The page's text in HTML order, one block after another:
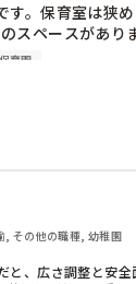
す。保育室は狭
スペースがあり
ないので、活動
ょっと体が当た
とっては共倒れ
てしまうと活動
を置いていまし
ぶつかって倒れ
ので工夫されて
育園
, その他の職種, 幼稚園
と、広さ調整と安